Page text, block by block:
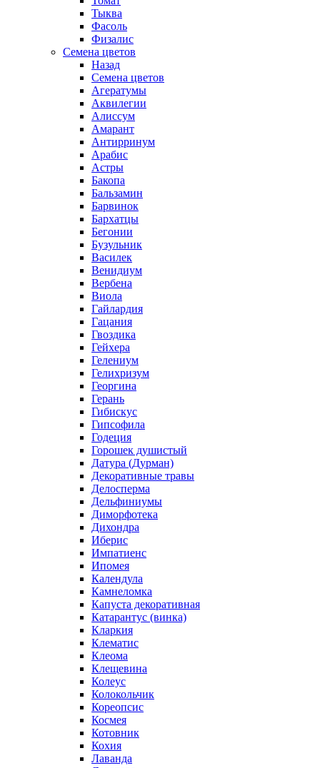
Тыква
Фасоль
Физалис
Семена цветов
Назад
Семена цветов
Агератумы
Аквилегии
Алиссум
Амарант
Антирринум
Арабис
Астры
Бакопа
Бальзамин
Барвинок
Бархатцы
Бегонии
Бузульник
Василек
Венидиум
Вербена
Виола
Гайлардия
Гацания
Гвоздика
Гейхера
Гелениум
Гелихризум
Георгина
Герань
Гибискус
Гипсофила
Годеция
Горошек душистый
Датура (Дурман)
Декоративные травы
Делосперма
Дельфиниумы
Диморфотека
Дихондра
Иберис
Импатиенс
Ипомея
Календула
Камнеломка
Капуста декоративная
Катарантус (винка)
Кларкия
Клематис
Клеома
Клещевина
Колеус
Колокольчик
Кореопсис
Космея
Котовник
Кохия
Лаванда